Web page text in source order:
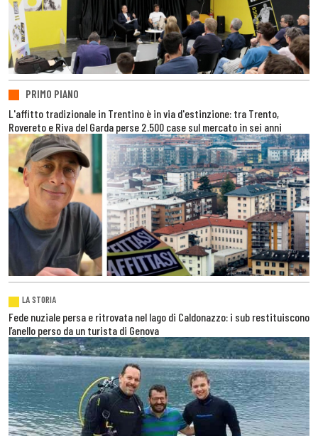
PRIMO PIANO
L'affitto tradizionale in Trentino è in via d'estinzione: tra Trento,
Rovereto e Riva del Garda perse 2.500 case sul mercato in sei anni
LA STORIA
Fede nuziale persa e ritrovata nel lago di Caldonazzo: i sub restituiscono
l’anello perso da un turista di Genova